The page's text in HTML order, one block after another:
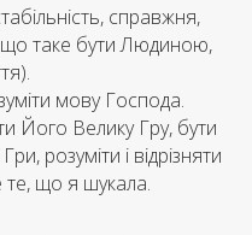
справжня,
що таке бути Людиною,
мову Господа.
Його Велику Гру, бути
розуміти і відрізняти
те, що я шукала.